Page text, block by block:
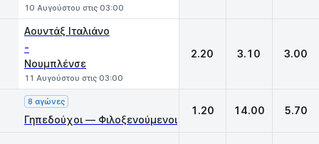
10 Αυγούστου στις 03:00
Αουντάξ Ιταλιάνο
-
Νουμπλένσε
11 Αυγούστου στις 03:00
2.20 3.10 3.00
8 αγώνες
Γηπεδούχοι — Φιλοξενούμενοι
1.20 14.00 5.70